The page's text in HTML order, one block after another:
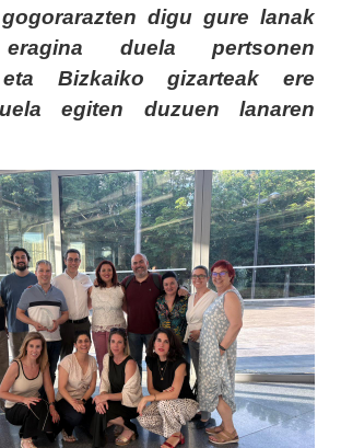
digu gure lanak
duela pertsonen
Bizkaiko gizarteak ere
egiten duzuen lanaren